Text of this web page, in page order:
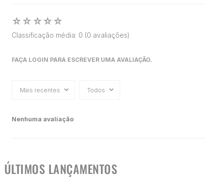
☆☆ ☆☆☆
Classificação média: 0 (0 avaliações)
FAÇA LOGIN PARA ESCREVER UMA AVALIAÇÃO.
Mais recentes Todos
Nenhuma avaliação
ÚLTIMOS LANÇAMENTOS